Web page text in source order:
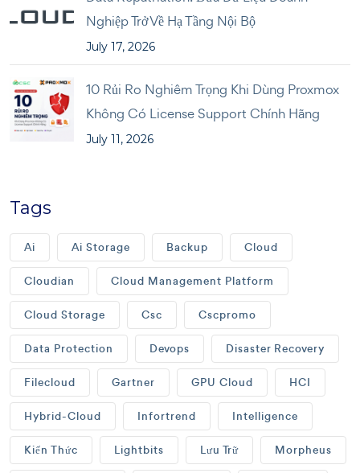
Nghiệp Trở Về Hạ Tầng Nội Bộ
July 17, 2026
10 Rủi Ro Nghiêm Trọng Khi Dùng Proxmox
Không Có License Support Chính Hãng
July 11, 2026
Tags
Ai Ai Storage Backup Cloud
Cloudian Cloud Management Platform
Cloud Storage Csc Cscpromo
Data Protection Devops Disaster Recovery
Filecloud Gartner GPU Cloud HCI
Hybrid-Cloud Infortrend Intelligence
Kiến Thức Lightbits Lưu Trữ Morpheus